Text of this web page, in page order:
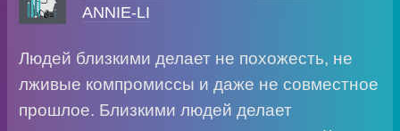
ANNIE-LI
Людей близкими делает не похожесть, не
лживые компромиссы и даже не совместное
прошлое. Близкими людей делает